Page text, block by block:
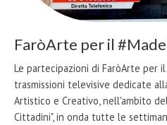
FaròArte per il
Le partecipazioni di FaròArte per
trasmissioni televisive dedicate
Artistico e Creativo, nell'ambito
Cittadini", in onda tutte le